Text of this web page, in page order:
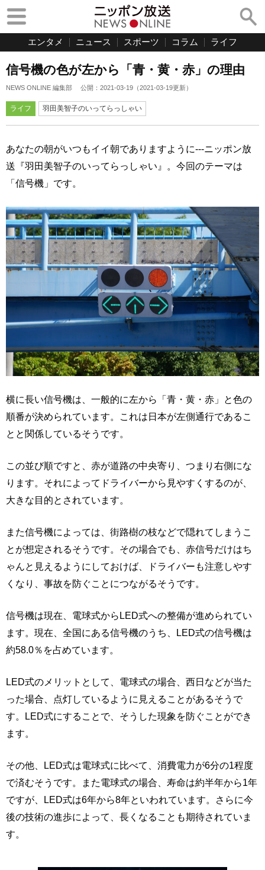
エンタメ ニュース スポーツ コラム ライフ
信号機の色が左から「青・黄・赤」の理由
NEWS ONLINE 編集部 公開： 2021-03-19 （2021-03-19更新）
ライフ 羽田美智子のいってらっしゃい
あなたの朝がいつもイイ朝でありますように---ニッポン放
送『羽田美智子のいってらっしゃい』。今回のテーマは
「信号機」です。
横に長い信号機は、一般的に左から「青・黄・赤」と色の
順番が決められています。これは日本が左側通行であるこ
とと関係しているそうです。
この並び順ですと、赤が道路の中央寄り、つまり右側にな
ります。それによってドライバーから見やすくするのが、
大きな目的とされています。
また信号機によっては、街路樹の枝などで隠れてしまうこ
とが想定されるそうです。その場合でも、赤信号だけはち
ゃんと見えるようにしておけば、ドライバーも注意しやす
くなり、事故を防ぐことにつながるそうです。
信号機は現在、電球式からLED式への整備が進められてい
ます。現在、全国にある信号機のうち、LED式の信号機は
約58.0％を占めています。
LED式のメリットとして、電球式の場合、西日などが当た
った場合、点灯しているように見えることがあるそうで
す。LED式にすることで、そうした現象を防ぐことができ
ます。
その他、LED式は電球式に比べて、消費電力が6分の1程度
で済むそうです。また電球式の場合、寿命は約半年から1年
ですが、LED式は6年から8年といわれています。さらに今
後の技術の進歩によって、長くなることも期待されていま
す。